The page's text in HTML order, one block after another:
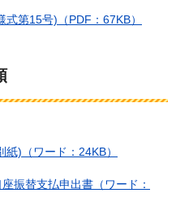
第15号)（PDF：67KB）
)（ワード：24KB）
振替支払申出書（ワード：